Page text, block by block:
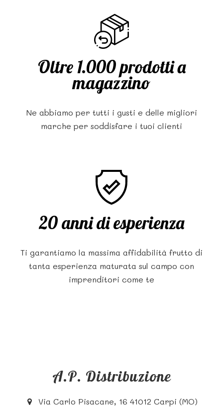
Oltre 1.000 prodotti a
magazzino
Ne abbiamo per tutti i gusti e delle migliori
marche per soddisfare i tuoi clienti
20 anni di esperienza
Ti garantiamo la massima affidabilità frutto di
tanta esperienza maturata sul campo con
imprenditori come te
A.P. Distribuzione
Via Carlo Pisacane, 16 41012 Carpi (MO)